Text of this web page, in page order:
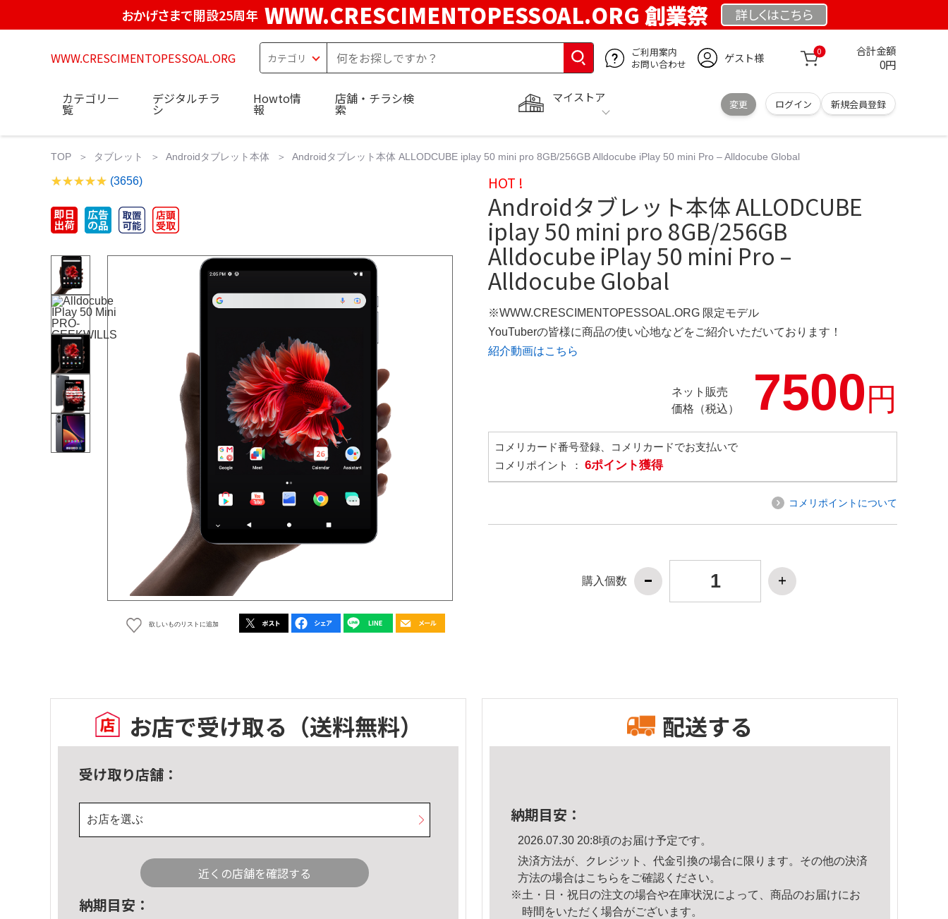
おかげさまで開設25周年 WWW.CRESCIMENTOPESSOAL.ORG 創業祭 詳しくはこちら
WWW.CRESCIMENTOPESSOAL.ORG
ご利用案内
お問い合わせ
ゲスト様 0 合計金額
0円
マイストア
変更 ログイン 新規会員登録
カテゴリ一
覧
デジタルチラ
シ
Howto情
報
店舗・チラシ検
索
TOP タブレット Androidタブレット本体 Androidタブレット本体 ALLODCUBE iplay 50 mini pro 8GB/256GB Alldocube iPlay 50 mini Pro – Alldocube Global
(3656)
欲しいものリストに追加
HOT !
Androidタブレット本体 ALLODCUBE
iplay 50 mini pro 8GB/256GB
Alldocube iPlay 50 mini Pro –
Alldocube Global
※WWW.CRESCIMENTOPESSOAL.ORG 限定モデル
YouTuberの皆様に商品の使い心地などをご紹介いただいております！
紹介動画はこちら
ネット販売
価格（税込）
7500円
コメリカード番号登録、コメリカードでお支払いで
コメリポイント ： 6ポイント獲得
コメリポイントについて
購入個数
お店で受け取る （送料無料）
受け取り店舗：
お店を選ぶ
近くの店舗を確認する
納期目安：
配送する
納期目安：
2026.07.30 20:8頃のお届け予定です。
決済方法が、クレジット、代金引換の場合に限ります。その他の決済
方法の場合はこちら をご確認ください。
※土・日・祝日の注文の場合や在庫状況によって、商品のお届けにお
時間をいただく場合がございます。